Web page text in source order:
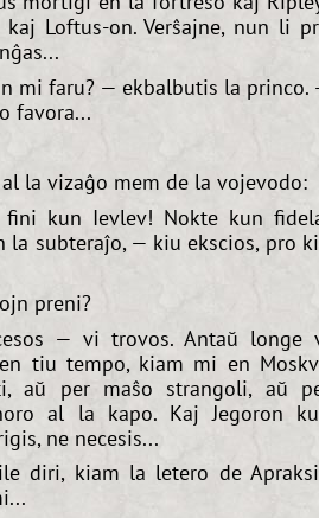
Loftus-on. Verŝajne, nun li
mi faru? — ekbalbutis la princo.
favora...
la vizaĝo mem de la vojevodo:
kun Ievlev! Nokte kun
subteraĵo, — kiu ekscios, pro
preni?
— vi trovos. Antaŭ longe
tiu tempo, kiam mi en
aŭ per maŝo strangoli, aŭ
al la kapo. Kaj Jegoron
ne necesis...
diri, kiam la letero de